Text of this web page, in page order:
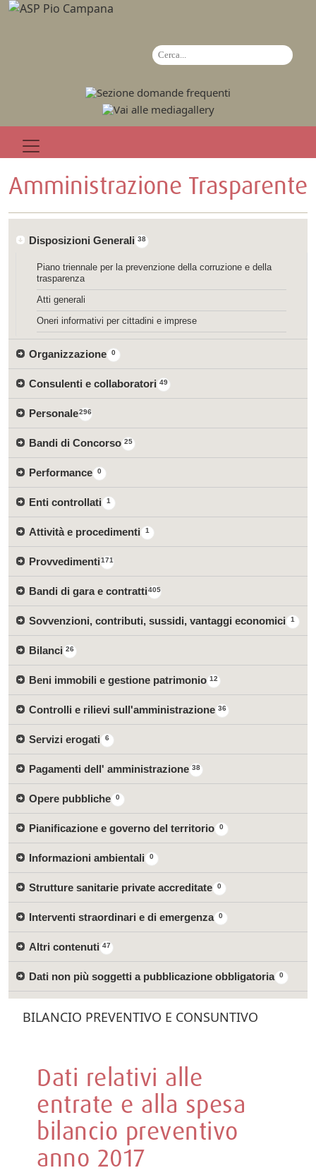
Amministrazione Trasparente
38
Disposizioni Generali
Piano triennale per la prevenzione della corruzione e della
trasparenza
Atti generali
Oneri informativi per cittadini e imprese
0
Organizzazione
49
Consulenti e collaboratori
296
Personale
25
Bandi di Concorso
0
Performance
1
Enti controllati
1
Attività e procedimenti
171
Provvedimenti
405
Bandi di gara e contratti
1
Sovvenzioni, contributi, sussidi, vantaggi economici
26
Bilanci
12
Beni immobili e gestione patrimonio
36
Controlli e rilievi sull'amministrazione
6
Servizi erogati
38
Pagamenti dell' amministrazione
0
Opere pubbliche
0
Pianificazione e governo del territorio
0
Informazioni ambientali
0
Strutture sanitarie private accreditate
0
Interventi straordinari e di emergenza
47
Altri contenuti
0
Dati non più soggetti a pubblicazione obbligatoria
BILANCIO PREVENTIVO E CONSUNTIVO
Dati relativi alle
entrate e alla spesa
bilancio preventivo
anno 2017